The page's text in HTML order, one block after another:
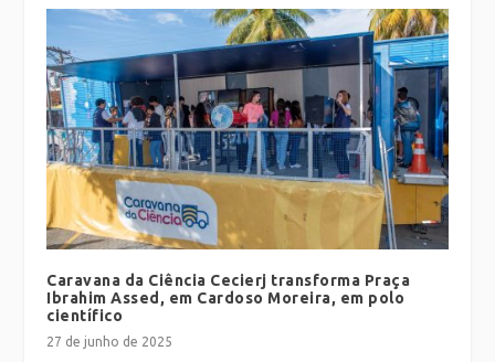
Caravana da Ciência Cecierj transforma Praça
Ibrahim Assed, em Cardoso Moreira, em polo
científico
27 de junho de 2025